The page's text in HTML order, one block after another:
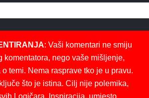
: Vaši komentari ne smiju
komentatora, nego vaše mišljenje,
temi. Nema rasprave tko je u pravu.
što je istina. Cilj nije polemika,
Logičara. Inspiracija, umjesto